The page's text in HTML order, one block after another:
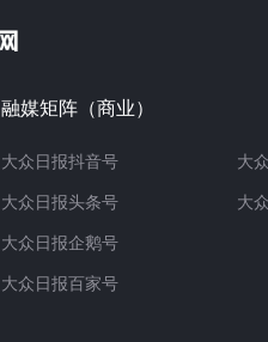
融媒矩阵（商业）
大众日报抖音号
大众日报头条号
大众日报企鹅号
大众日报百家号
大
大